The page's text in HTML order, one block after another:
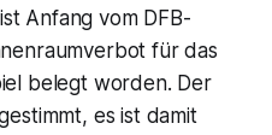
Anfang vom DFB-
für das
belegt worden. Der
es ist damit